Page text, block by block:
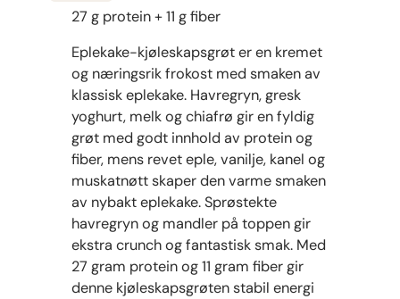
27 g protein + 11 g fiber
Eplekake-kjøleskapsgrøt er en kremet
og næringsrik frokost med smaken av
klassisk eplekake. Havregryn, gresk
yoghurt, melk og chiafrø gir en fyldig
grøt med godt innhold av protein og
fiber, mens revet eple, vanilje, kanel og
muskatnøtt skaper den varme smaken
av nybakt eplekake. Sprøstekte
havregryn og mandler på toppen gir
ekstra crunch og fantastisk smak. Med
27 gram protein og 11 gram fiber gir
denne kjøleskapsgrøten stabil energi